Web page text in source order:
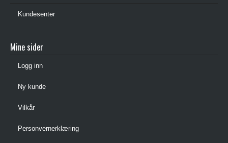
Kundesenter
Mine sider
Logg inn
Ny kunde
Vilkår
Personvernerklæring